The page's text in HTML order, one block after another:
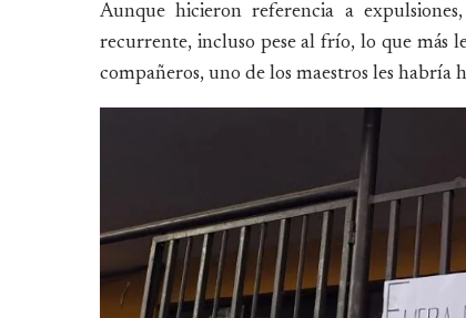
Aunque hicieron referencia a
recurrente, incluso pese al frío, lo que más
compañeros, uno de los maestros les habría